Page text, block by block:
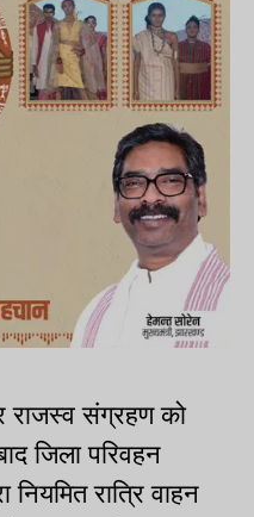
संग्रहण को
जिला परिवहन
नियमित रात्रि वाहन